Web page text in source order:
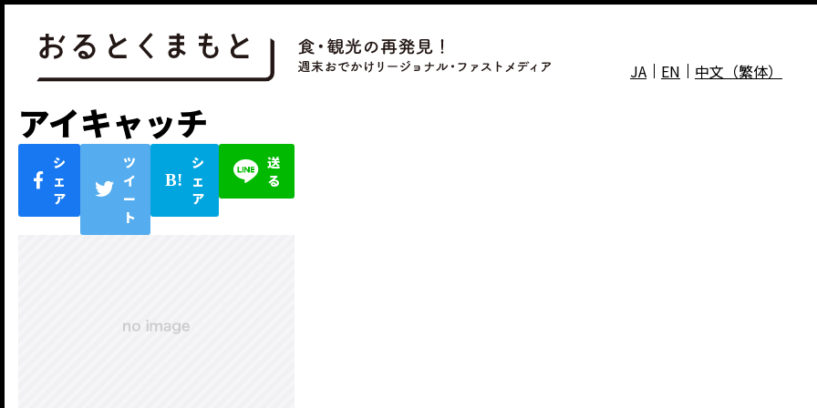
JA EN 中文（繁体）
アイキャッチ
シ
ェ
ア
ツ
イ
ー
ト
シ
ェ
ア
送
る